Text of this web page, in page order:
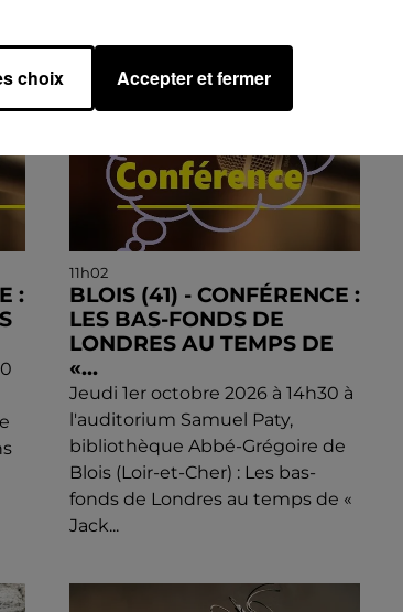
:
11h02
BLOIS (41) - CONFÉRENCE :
LES BAS-FONDS DE
LONDRES AU TEMPS DE
«...
Jeudi 1er octobre 2026 à 14h30 à
l'auditorium Samuel Paty,
bibliothèque Abbé-Grégoire de
Blois (Loir-et-Cher) : Les bas-
fonds de Londres au temps de «
Jack...
choix Accepter et fermer